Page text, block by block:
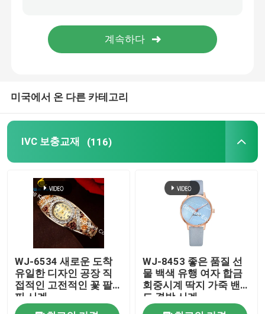
씹을 수 있는 Softgels
신경계 보충교재
여자의 건강 보충교재
비타민 E 보충교재
무게 관리 보충교재
미국에서 온 다른 카테고리
IVC 보충교재 (116)
WJ-6534 새로운 도착
유일한 디자인 공장 직
접적인 고전적인 꽃 팔
찌 시계
WJ-8453 좋은 품질 선
물 백색 유행 여자 합금
회중시계 딱지 가죽 밴
드 결박 시계